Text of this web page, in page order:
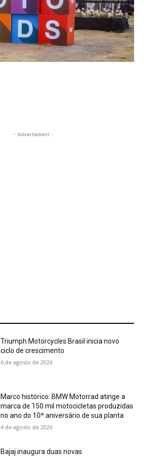
- Advertisment -
Triumph Motorcycles Brasil inicia novo
ciclo de crescimento
6 de agosto de 2026
Marco histórico: BMW Motorrad atinge a
marca de 150 mil motocicletas produzidas
no ano do 10º aniversário de sua planta
4 de agosto de 2026
Bajaj inaugura duas novas